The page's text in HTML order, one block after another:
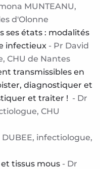
MUNTEANU,
d'Olonne
ses états : modalités
infectieux - Pr David
CHU de Nantes
transmissibles en
diagnostiquer et
et traiter ! - Dr
CHU
infectiologue,
tissus mous - Dr